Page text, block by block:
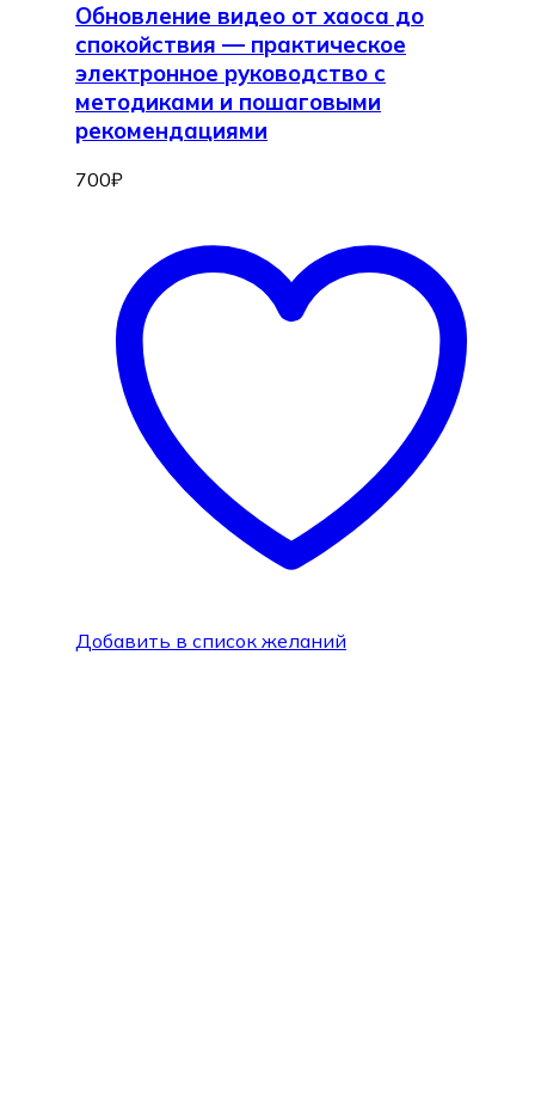
Обновление видео от хаоса до
спокойствия — практическое
электронное руководство с
методиками и пошаговыми
рекомендациями
700₽
Добавить в список желаний